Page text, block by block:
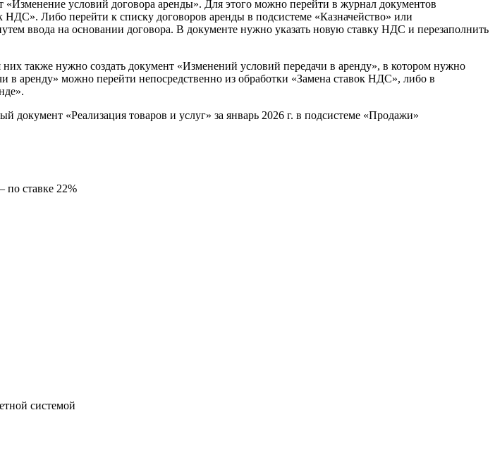
условий договора аренды». Для этого можно перейти в журнал документов
Либо перейти к списку договоров аренды в подсистеме «Казначейство» или
ввода на основании договора. В документе нужно указать новую ставку НДС и перезаполнить
также нужно создать документ «Изменений условий передачи в аренду», в котором нужно
аренду» можно перейти непосредственно из обработки «Замена ставок НДС», либо в
документ «Реализация товаров и услуг» за январь 2026 г. в подсистеме «Продажи»
по ставке 22%
системой